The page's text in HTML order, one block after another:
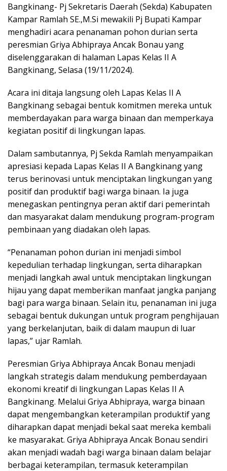
at
s
A
p
p
e
b
o
o
k
e
gr
a
m
ai
l
t ar
e
Bangkinang- Pj Sekretaris Daerah (Sekda) Kabupaten
Kampar Ramlah SE.,M.Si mewakili Pj Bupati Kampar
menghadiri acara penanaman pohon durian serta
peresmian Griya Abhipraya Ancak Bonau yang
diselenggarakan di halaman Lapas Kelas II A
Bangkinang, Selasa (19/11/2024).
Acara ini ditaja langsung oleh Lapas Kelas II A
Bangkinang sebagai bentuk komitmen mereka untuk
memberdayakan para warga binaan dan memperkaya
kegiatan positif di lingkungan lapas.
Dalam sambutannya, Pj Sekda Ramlah menyampaikan
apresiasi kepada Lapas Kelas II A Bangkinang yang
terus berinovasi untuk menciptakan lingkungan yang
positif dan produktif bagi warga binaan. Ia juga
menegaskan pentingnya peran aktif dari pemerintah
dan masyarakat dalam mendukung program-program
pembinaan yang diadakan oleh lapas.
“Penanaman pohon durian ini menjadi simbol
kepedulian terhadap lingkungan, serta diharapkan
menjadi langkah awal untuk menciptakan lingkungan
hijau yang dapat memberikan manfaat jangka panjang
bagi para warga binaan. Selain itu, penanaman ini juga
sebagai bentuk dukungan untuk program penghijauan
yang berkelanjutan, baik di dalam maupun di luar
lapas,” ujar Ramlah.
Peresmian Griya Abhipraya Ancak Bonau menjadi
langkah strategis dalam mendukung pemberdayaan
ekonomi kreatif di lingkungan Lapas Kelas II A
Bangkinang. Melalui Griya Abhipraya, warga binaan
dapat mengembangkan keterampilan produktif yang
diharapkan dapat menjadi bekal saat mereka kembali
ke masyarakat. Griya Abhipraya Ancak Bonau sendiri
akan menjadi wadah bagi warga binaan dalam belajar
berbagai keterampilan, termasuk keterampilan